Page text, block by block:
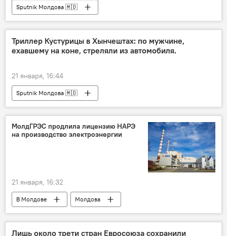
Sputnik Молдова 🇲🇩
Триллер Кустурицы в Хынчештах: по мужчине,
ехавшему на коне, стреляли из автомобиля.
21 января, 16:44
Sputnik Молдова 🇲🇩
МолдГРЭС продлила лицензию НАРЭ
на производство электроэнергии
21 января, 16:32
В Молдове
Молдова
Молдавская ГРЭС
Лишь около трети стран Евросоюза сохранили